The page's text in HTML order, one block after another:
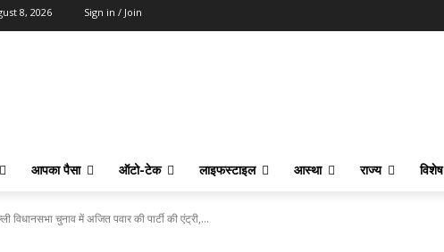
8, 2026 Sign in / Join
आपका पैसा ऑटो-टेक लाइफस्टाइल आस्था राज्य विशेष
चुनाव में अजित पवार की पार्टी की एंट्री,...